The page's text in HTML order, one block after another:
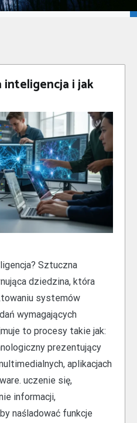
inteligencja i jak
Sztuczna
dziedzina, która
systemów
wymagających
to procesy takie jak:
prezentujący
aplikacjach
uczenie się,
informacji,
naśladować funkcje